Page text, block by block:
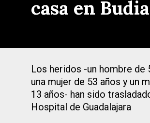
casa en Budia
Los heridos -un hombre de
una mujer de 53 años y un
13 años- han sido
Hospital de Guadalajara